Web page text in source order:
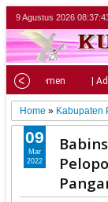
9 Agustus 2026
| Parlemen |
Home » Kabupaten
09
Mar
2022